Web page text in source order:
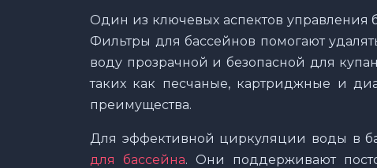
Один из ключевых аспектов управления
Фильтры для бассейнов помогают
воду прозрачной и безопасной для
таких как песчаные, картриджные и
преимущества.
Для эффективной циркуляции воды в
для бассейна. Они поддерживают